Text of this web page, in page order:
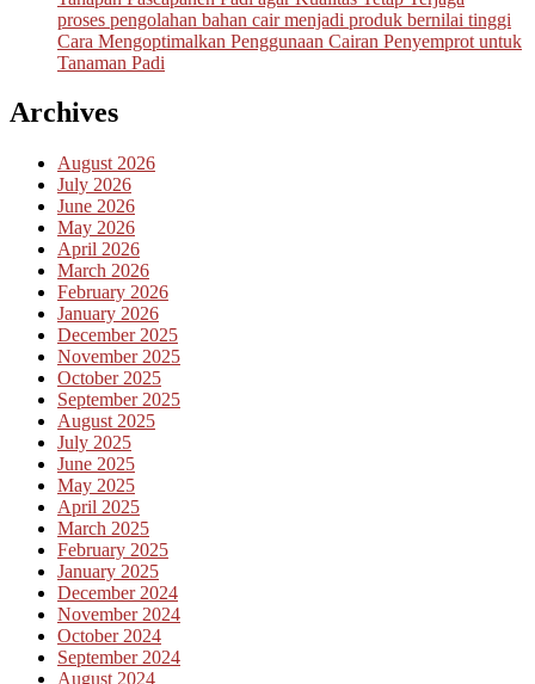
proses pengolahan bahan cair menjadi produk bernilai tinggi
Cara Mengoptimalkan Penggunaan Cairan Penyemprot untuk
Tanaman Padi
Archives
August 2026
July 2026
June 2026
May 2026
April 2026
March 2026
February 2026
January 2026
December 2025
November 2025
October 2025
September 2025
August 2025
July 2025
June 2025
May 2025
April 2025
March 2025
February 2025
January 2025
December 2024
November 2024
October 2024
September 2024
August 2024